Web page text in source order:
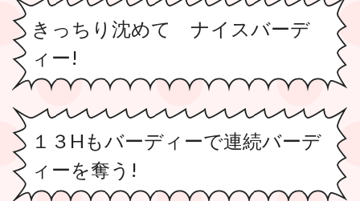
きっちり沈めて ナイスバーデ
ィー!
１３Hもバーディーで連続バーデ
ィーを奪う!